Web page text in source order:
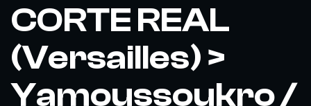
CORTE REAL
(Versailles) >
Yamoussoukro /